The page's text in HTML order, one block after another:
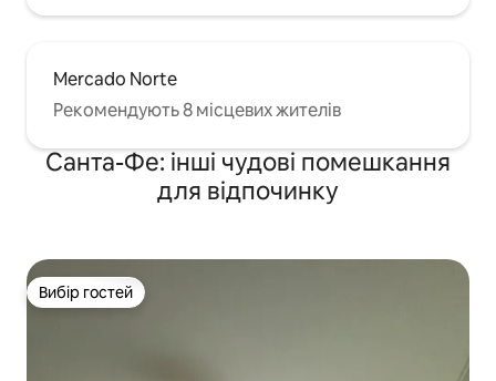
Mercado Norte
Рекомендують 8 місцевих жителів
Санта-Фе: інші чудові помешкання
для відпочинку
Вибір гостей
Вибір гостей